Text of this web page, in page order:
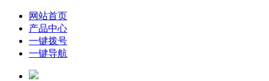
网站首页
产品中心
一键拨号
一键导航